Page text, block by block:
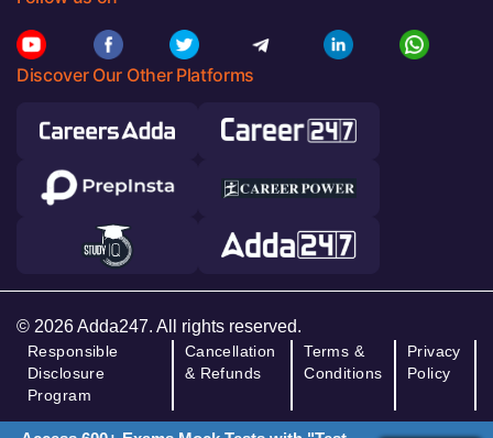
Discover Our Other Platforms
© 2026 Adda247. All rights reserved.
Responsible
Disclosure
Program
Cancellation
& Refunds
Terms &
Conditions
Privacy
Policy